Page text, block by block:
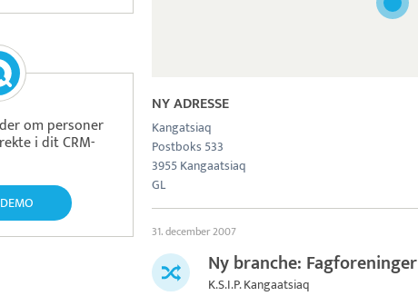
om personer
i dit CRM-
NY ADRESSE
Kangatsiaq
Postboks 533
3955 Kangaatsiaq
GL
31. december 2007
Ny branche: Fagforeninger
K.S.I.P. Kangaatsiaq